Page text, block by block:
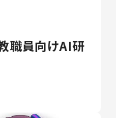
職員向けAI研